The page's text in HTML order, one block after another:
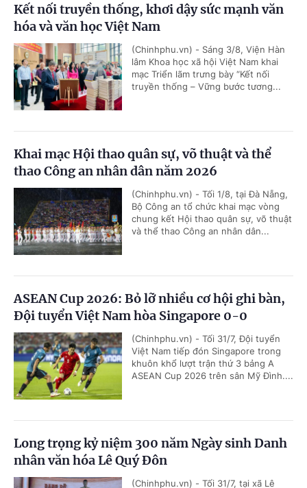
Kết nối truyền thống, khơi dậy sức mạnh văn
hóa và văn học Việt Nam
(Chinhphu.vn) - Sáng 3/8, Viện Hàn
lâm Khoa học xã hội Việt Nam khai
mạc Triển lãm trưng bày “Kết nối
truyền thống – Vững bước tương...
Khai mạc Hội thao quân sự, võ thuật và thể
thao Công an nhân dân năm 2026
(Chinhphu.vn) - Tối 1/8, tại Đà Nẵng,
Bộ Công an tổ chức khai mạc vòng
chung kết Hội thao quân sự, võ thuật
và thể thao Công an nhân dân...
ASEAN Cup 2026: Bỏ lỡ nhiều cơ hội ghi bàn,
Đội tuyển Việt Nam hòa Singapore 0-0
(Chinhphu.vn) - Tối 31/7, Đội tuyển
Việt Nam tiếp đón Singapore trong
khuôn khổ lượt trận thứ 3 bảng A
ASEAN Cup 2026 trên sân Mỹ Đình....
Long trọng kỷ niệm 300 năm Ngày sinh Danh
nhân văn hóa Lê Quý Đôn
(Chinhphu.vn) - Tối 31/7, tại xã Lê